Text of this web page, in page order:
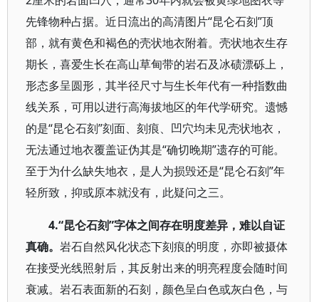
先锋物种占据。近日流出的高清图片“昆仑石刻”顶
部，就有黄色和褐色的壳状地衣附着。壳状地衣生存
期长，喜爱生长在高山草甸带的岩石及冰碛漂砾上，
形态多呈圆形，其半径尺寸与生长年代有一种指数曲
线关系，可用以进行高海拔地区的年代学研究。遗憾
的是“昆仑石刻”刻面、刻痕、凹穴均未见壳状地衣，
无法通过地衣覆盖证伪其是“确切晚期”遗存的可能。
至于为什么缺失地衣，是人为损毁还是“昆仑石刻”年
轻所致，抑或原本就没有，此疑问之三。
4.“昆仑石刻”字体之间存在明度差异，难以自证
真确。 岩石自然风化状态下刻痕的明度，亦即被摄体
在接受光线照射后，其反射出来的明亮程度会随时间
衰减。岩石表面新的石刻，颜色呈白色或灰白色，与